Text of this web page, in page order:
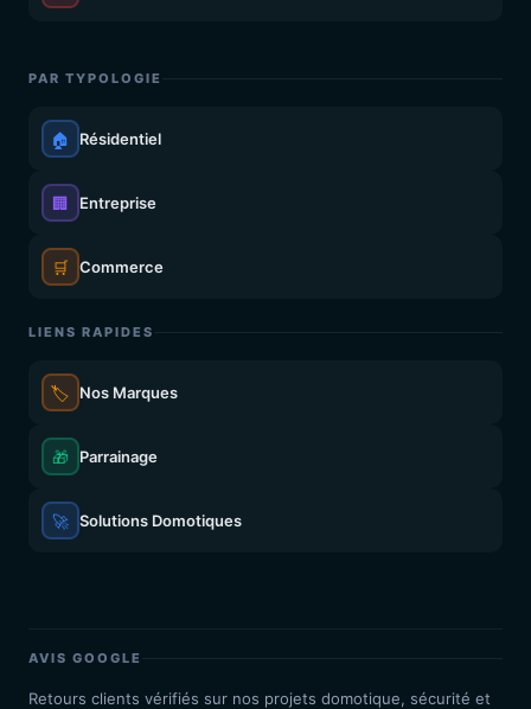
PAR TYPOLOGIE
🏠 Résidentiel
🏢 Entreprise
🛒 Commerce
LIENS RAPIDES
🏷️ Nos Marques
🎁 Parrainage
🚀 Solutions Domotiques
AVIS GOOGLE
Retours clients vérifiés sur nos projets domotique, sécurité et